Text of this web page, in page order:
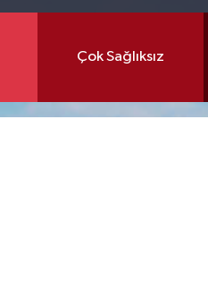
Çok Sağlıksız